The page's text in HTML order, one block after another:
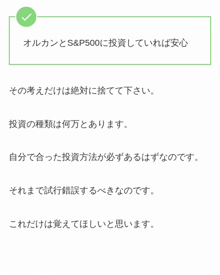
オルカンとS&P500に投資していれば安心
その考えだけは絶対に捨てて下さい。
投資の種類は何万とあります。
自分で合った投資方法が必ずあるはずなのです。
それまで試行錯誤するべきなのです。
これだけは覚えてほしいと思います。